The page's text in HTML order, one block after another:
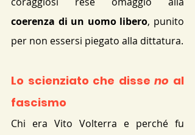
coerenza di un uomo libero, punito
per non essersi piegato alla dittatura.
Lo scienziato che disse no al
fascismo
Chi era Vito Volterra e perché fu